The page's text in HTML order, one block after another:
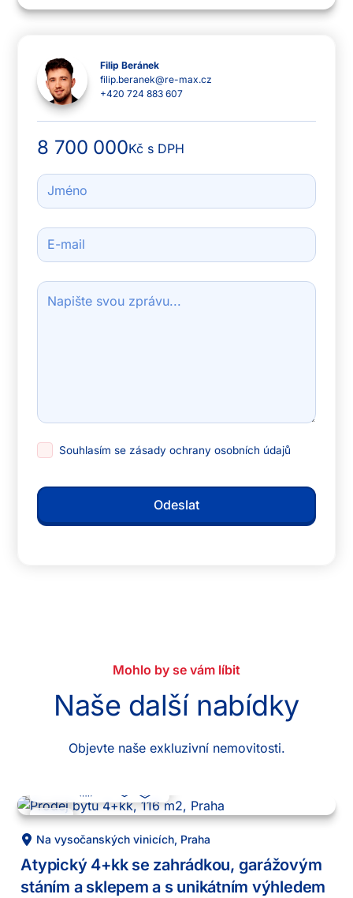
Chcete-li zobrazit mapu, musíte
cookie a poté znovu načíst webovou
stránku.
Filip Beránek
filip.beranek@re-max.cz
+420 724 883 607
8 700 000Kč s DPH
Souhlasím se zásady ochrany osobních údajů
Mohlo by se vám líbit
Naše další nabídky
Objevte naše exkluzivní nemovitosti.
Prodej
Na vysočanských vinicích, Praha
Atypický 4+kk se zahrádkou, garážovým
stáním a sklepem a s unikátním výhledem